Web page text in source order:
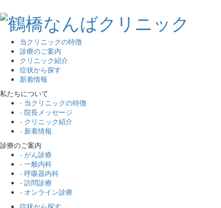
当クリニックの特徴
診療のご案内
クリニック紹介
症状から探す
新着情報
私たちについて
- 当クリニックの特徴
- 院長メッセージ
- クリニック紹介
- 新着情報
診療のご案内
- がん診療
- 一般内科
- 呼吸器内科
- 訪問診療
- オンライン診療